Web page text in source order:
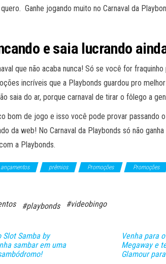
Ganhe jogando muito no Carnaval da
e saia lucrando
que não acaba nunca! Só se você for
incríveis que a Playbonds guardou pro
saia do ar, porque carnaval de tirar o fôlego a
bom de jogo e isso você pode provar passando
da web! No Carnaval da Playbonds só não
a Playbonds.
prêmios Promoções Promoções
#playbonds #videobingo
Slot Samba by
sambar em uma
Venha para
Megaway e
Glamour